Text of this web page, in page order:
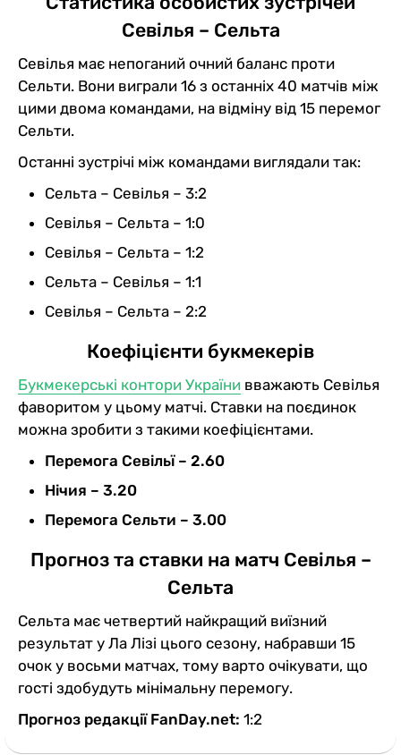
Севілья – Сельта
Севілья має непоганий очний баланс проти
Сельти. Вони виграли 16 з останніх 40 матчів між
цими двома командами, на відміну від 15 перемог
Сельти.
Останні зустрічі між командами виглядали так:
Сельта – Севілья – 3:2
Севілья – Сельта – 1:0
Севілья – Сельта – 1:2
Сельта – Севілья – 1:1
Севілья – Сельта – 2:2
Коефіцієнти букмекерів
Букмекерські контори України вважають Севілья
фаворитом у цьому матчі. Ставки на поєдинок
можна зробити з такими коефіцієнтами.
Перемога Севільї – 2.60
Нічия – 3.20
Перемога Сельти – 3.00
Прогноз та ставки на матч Севілья –
Сельта
Сельта має четвертий найкращий виїзний
результат у Ла Лізі цього сезону, набравши 15
очок у восьми матчах, тому варто очікувати, що
гості здобудуть мінімальну перемогу.
Прогноз редакції FanDay.net: 1:2